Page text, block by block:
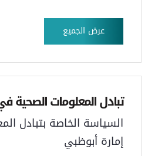
عرض الجميع
تبادل المعلومات الصحية
السياسة الخاصة بتبادل
إمارة أبوظبي